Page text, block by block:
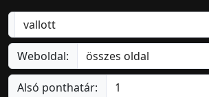
Weboldal:
Alsó ponthatár: